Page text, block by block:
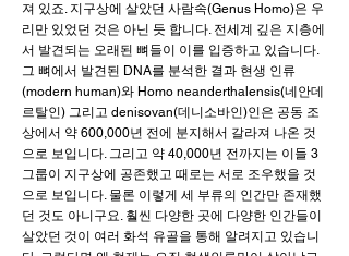
져 있죠. 지구상에 살았던 사람속(Genus Homo)은 우
리만 있었던 것은 아닌 듯 합니다. 전세계 깊은 지층에
서 발견되는 오래된 뼈들이 이를 입증하고 있습니다.
그 뼈에서 발견된 DNA를 분석한 결과 현생 인류
(modern human)와 Homo neanderthalensis(네안데
르탈인) 그리고 denisovan(데니소바인)인은 공동 조
상에서 약 600,000년 전에 분지해서 갈라져 나온 것
으로 보입니다. 그리고 약 40,000년 전까지는 이들 3
그룹이 지구상에 공존했고 때로는 서로 조우했을 것
으로 보입니다. 물론 이렇게 세 부류의 인간만 존재했
던 것도 아니구요. 훨씬 다양한 곳에 다양한 인간들이
살았던 것이 여러 화석 유골을 통해 알려지고 있습니